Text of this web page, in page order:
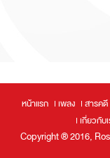
หน้าแรก เพลง สารคดี
เกี่ยวกับ
Copyright ® 2016,